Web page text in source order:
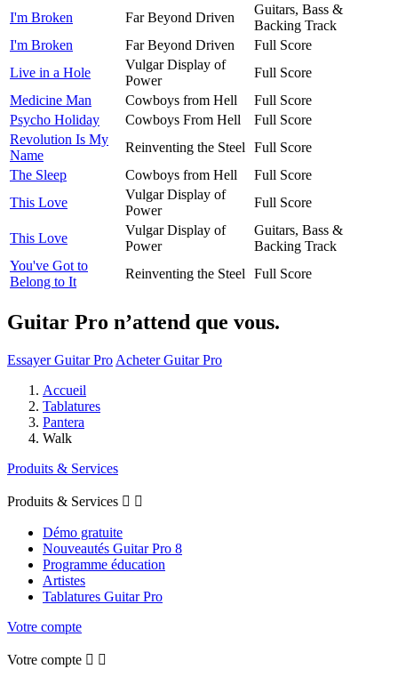
I'm Broken
Far Beyond Driven
Guitars, Bass &
Backing Track
I'm Broken
Far Beyond Driven
Full Score
Live in a Hole
Vulgar Display of
Power
Full Score
Medicine Man
Cowboys from Hell
Full Score
Psycho Holiday
Cowboys From Hell
Full Score
Revolution Is My
Name
Reinventing the Steel
Full Score
The Sleep
Cowboys from Hell
Full Score
This Love
Vulgar Display of
Power
Full Score
This Love
Vulgar Display of
Power
Guitars, Bass &
Backing Track
You've Got to
Belong to It
Reinventing the Steel Full Score
Guitar Pro n’attend que vous.
Essayer Guitar Pro Acheter Guitar Pro
Accueil
Tablatures
Pantera
Walk
Produits & Services
Produits & Services  
Démo gratuite
Nouveautés Guitar Pro 8
Programme éducation
Artistes
Tablatures Guitar Pro
Votre compte
Votre compte  